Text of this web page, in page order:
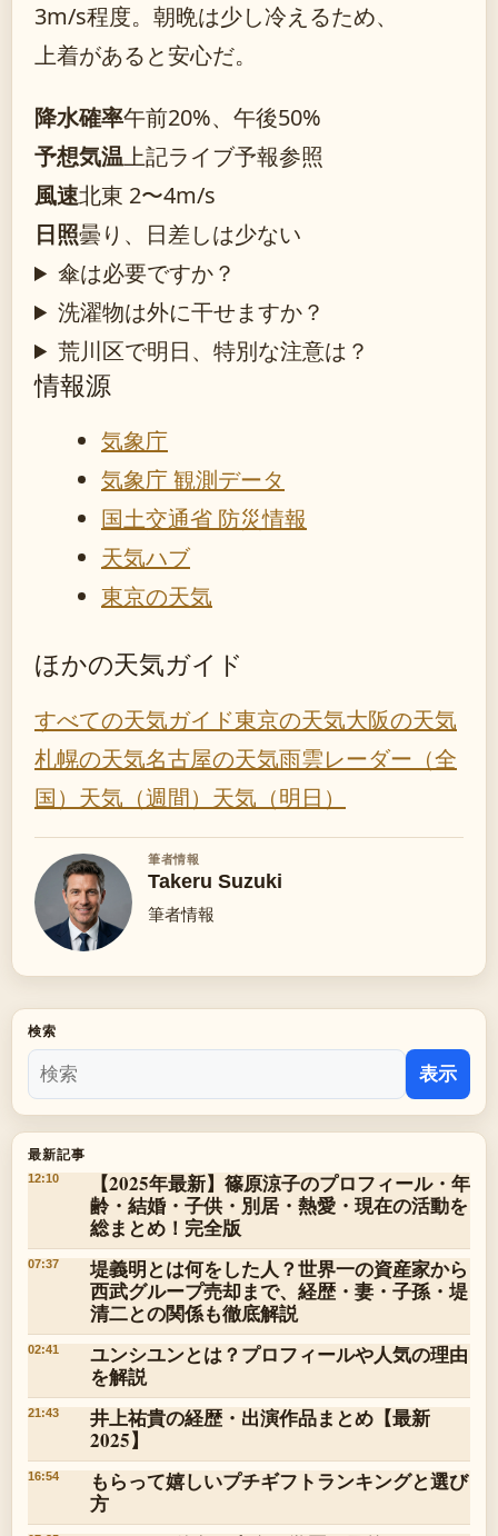
3m/s程度。朝晩は少し冷えるため、
上着があると安心だ。
降水確率午前20%、午後50%
予想気温上記ライブ予報参照
風速北東 2〜4m/s
日照曇り、日差しは少ない
傘は必要ですか？
洗濯物は外に干せますか？
荒川区で明日、特別な注意は？
情報源
気象庁
気象庁 観測データ
国土交通省 防災情報
天気ハブ
東京の天気
ほかの天気ガイド
すべての天気ガイド東京の天気大阪の天気
札幌の天気名古屋の天気雨雲レーダー（全
国） 天気（週間） 天気（明日）
筆者情報
Takeru Suzuki
筆者情報
検索
表示
最新記事
12:10
【2025年最新】篠原涼子のプロフィール・年
齢・結婚・子供・別居・熱愛・現在の活動を
総まとめ！完全版
07:37
堤義明とは何をした人？世界一の資産家から
西武グループ売却まで、経歴・妻・子孫・堤
清二との関係も徹底解説
02:41
ユンシユンとは？プロフィールや人気の理由
を解説
21:43
井上祐貴の経歴・出演作品まとめ【最新
2025】
16:54
もらって嬉しいプチギフトランキングと選び
方